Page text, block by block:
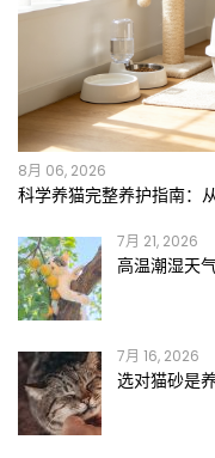
8月 06, 2026
科学养猫完整养护指南：
7月 21, 2026
高温潮湿天
7月 16, 2026
选对猫砂是